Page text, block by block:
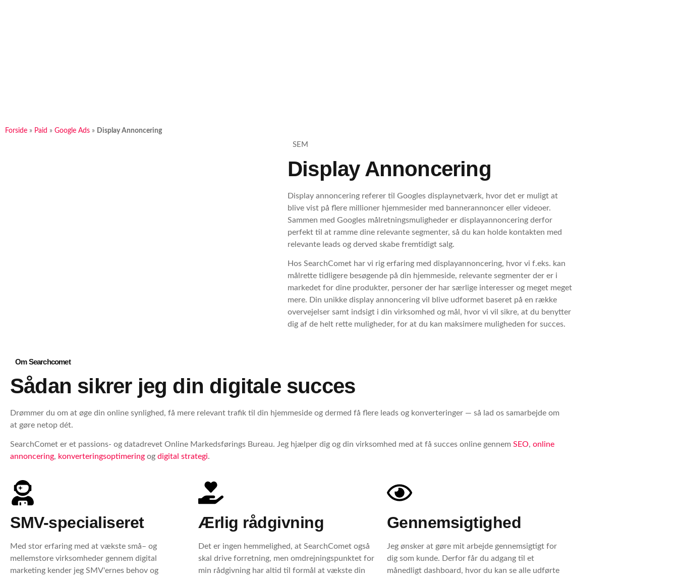
Forside » Paid » Google Ads » Display Annoncering
SEM
Display Annoncering
Display annoncering referer til Googles displaynetværk, hvor det er muligt at
blive vist på flere millioner hjemmesider med bannerannoncer eller videoer.
Sammen med Googles målretningsmuligheder er displayannoncering derfor
perfekt til at ramme dine relevante segmenter, så du kan holde kontakten med
relevante leads og derved skabe fremtidigt salg.
Hos SearchComet har vi rig erfaring med displayannoncering, hvor vi f.eks. kan
målrette tidligere besøgende på din hjemmeside, relevante segmenter der er i
markedet for dine produkter, personer der har særlige interesser og meget meget
mere. Din unikke display annoncering vil blive udformet baseret på en række
overvejelser samt indsigt i din virksomhed og mål, hvor vi vil sikre, at du benytter
dig af de helt rette muligheder, for at du kan maksimere muligheden for succes.
Om Searchcomet
Sådan sikrer jeg din digitale succes
Drømmer du om at øge din online synlighed, få mere relevant trafik til din hjemmeside og dermed få flere leads og konverteringer — så lad os samarbejde om
at gøre netop dét.
SearchComet er et passions- og datadrevet Online Markedsførings Bureau. Jeg hjælper dig og din virksomhed med at få succes online gennem SEO, online
annoncering, konverteringsoptimering og digital strategi.
SMV-specialiseret
Med stor erfaring med at vækste små– og
mellemstore virksomheder gennem digital
marketing kender jeg SMV'ernes behov og
Ærlig rådgivning
Det er ingen hemmelighed, at SearchComet også
skal drive forretning, men omdrejningspunktet for
min rådgivning har altid til formål at vækste din
Gennemsigtighed
Jeg ønsker at gøre mit arbejde gennemsigtigt for
dig som kunde. Derfor får du adgang til et
månedligt dashboard, hvor du kan se alle udførte